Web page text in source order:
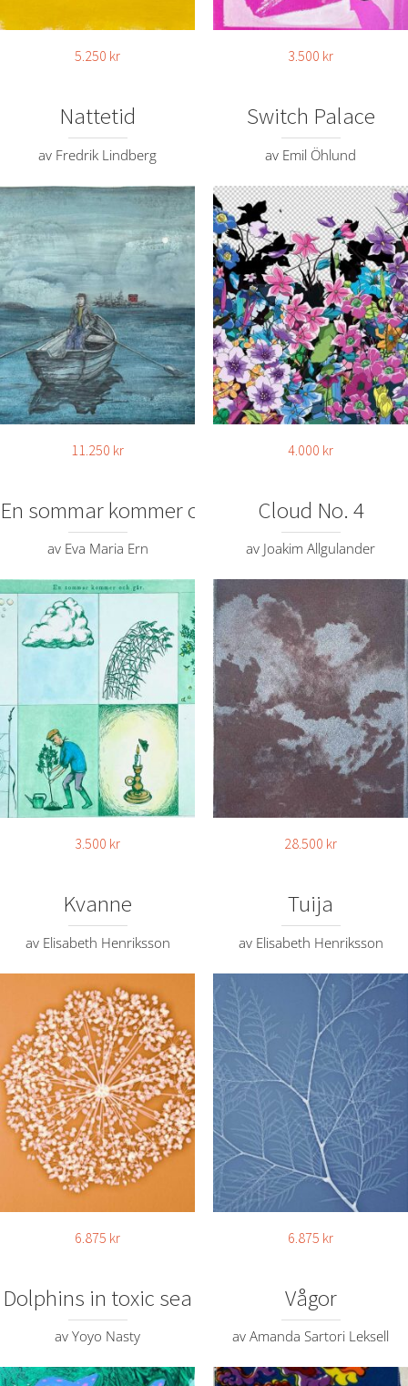
5.250 kr 3.500 kr
Nattetid
av Fredrik Lindberg
11.250 kr
Switch Palace
av Emil Öhlund
4.000 kr
En sommar kommer och går
av Eva Maria Ern
3.500 kr
Cloud No. 4
av Joakim Allgulander
28.500 kr
Kvanne
av Elisabeth Henriksson
6.875 kr
Tuija
av Elisabeth Henriksson
6.875 kr
Dolphins in toxic sea
av Yoyo Nasty
Vågor
av Amanda Sartori Leksell